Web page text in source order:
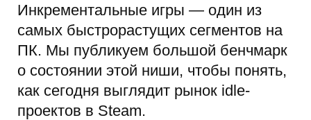
Инкрементальные игры — один из
самых быстрорастущих сегментов на
ПК. Мы публикуем большой бенчмарк
о состоянии этой ниши, чтобы понять,
как сегодня выглядит рынок idle-
проектов в Steam.